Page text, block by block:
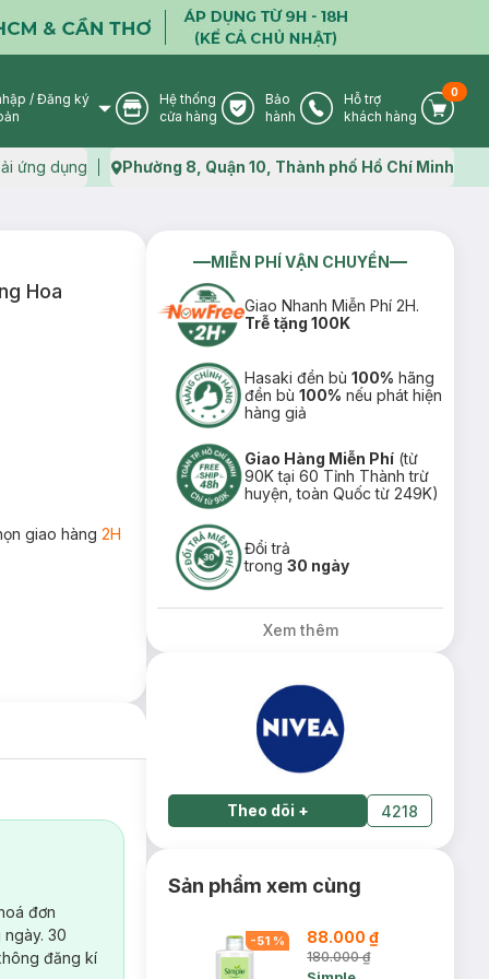
User Icon
/ Đăng ký
Store Icon
Hệ thống
cửa hàng
Warranty Icon
Bảo
hành
Phone Icon
Hỗ trợ
khách hàng
Cart
0
ứng dụng Map icon
Phường 8, Quận 10, Thành phố Hồ Chí Minh
Hoa
giao hàng 2H
đơn
30
đăng kí
MIỄN PHÍ VẬN CHUYỂN
Giao Nhanh Miễn Phí 2H.
Trễ tặng 100K
Hasaki đền bù100% hãng
đền bù100% nếu phát hiện
hàng giả
Giao Hàng Miễn Phí (từ
90K tại 60 Tỉnh Thành trừ
huyện, toàn Quốc từ 249K)
Đổi trả
trong30 ngày
Xem thêm
Theo dõi + 4218
Sản phẩm xem cùng
-51 % 88.000 ₫
180.000 ₫